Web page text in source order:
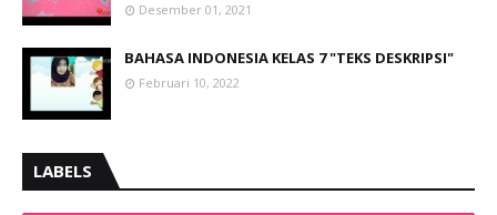
Desember 01, 2021
BAHASA INDONESIA KELAS 7 "TEKS DESKRIPSI"
Februari 10, 2022
LABELS